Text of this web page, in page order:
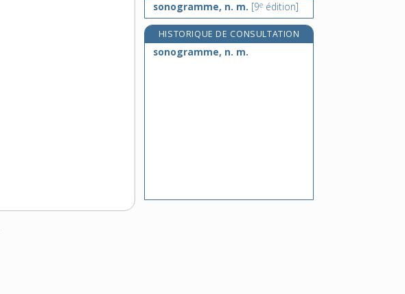
sonorité, n. f.
sonothèque, n. f.
sonotone, n. m.
sonogramme, n. m. [9e édition]
HISTORIQUE DE CONSULTATION
sonogramme, n. m.